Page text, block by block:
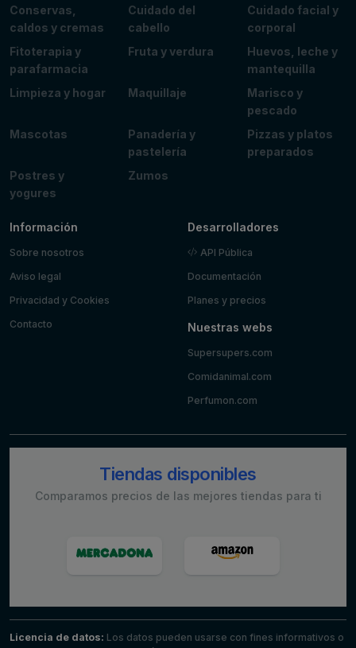
Conservas,
caldos y cremas
Cuidado del
cabello
Cuidado facial y
corporal
Fitoterapia y
parafarmacia
Fruta y verdura
Huevos, leche y
mantequilla
Limpieza y hogar
Maquillaje
Marisco y
pescado
Mascotas
Panadería y
pastelería
Pizzas y platos
preparados
Postres y
yogures
Zumos
Información
Sobre nosotros
Aviso legal
Privacidad y Cookies
Contacto
Desarrolladores
API Pública
Documentación
Planes y precios
Nuestras webs
Supersupers.com
Comidanimal.com
Perfumon.com
Tiendas disponibles
Comparamos precios de las mejores tiendas para ti
Licencia de datos: Los datos pueden usarse con fines informativos o